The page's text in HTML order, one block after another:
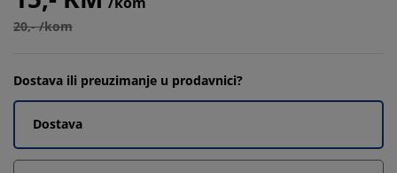
20,- /kom
Dostava ili preuzimanje u prodavnici?
Dostava